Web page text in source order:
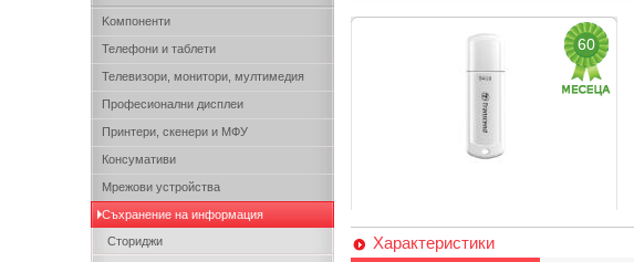
Kомпоненти
Телефони и таблети
Телевизори, монитори, мултимедия
Професионални дисплеи
Принтери, скенери и МФУ
Консумативи
Мрежови устройства
Съхранение на информация
Сториджи
60
Характеристики